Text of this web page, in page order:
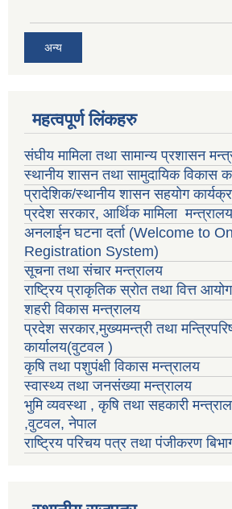
अन्य
महत्वपूर्ण लिंकहरु
संघीय मामिला तथा सामान्य प्रशासन
स्थानीय शासन तथा सामुदायिक विकास
प्रादेशिक/स्थानीय शासन सहयोग
प्रदेश सरकार, आर्थिक मामिला
अनलाईन घटना दर्ता (Welcome to
Registration System)
सूचना तथा संचार मन्त्रालय
राष्ट्रिय प्राकृतिक स्रोत तथा वित्त आयोग
शहरी विकास मन्त्रालय
प्रदेश सरकार,मुख्यमन्त्री तथा
कार्यालय(वुटवल )
कृषि तथा पशुपंक्षी विकास मन्त्रालय
स्वास्थ्य तथा जनसंख्या मन्त्रालय
भुमि व्यवस्था , कृषि तथा सहकारी
,वुटवल, नेपाल
राष्ट्रिय परिचय पत्र तथा पंजीकरण